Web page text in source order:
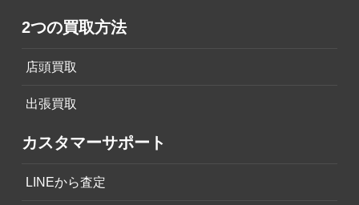
2つの買取方法
店頭買取
出張買取
カスタマーサポート
LINEから査定